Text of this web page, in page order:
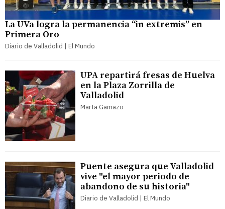
La UVa logra la permanencia “in extremis” en
Primera Oro
Diario de Valladolid | El Mundo
UPA repartirá fresas de Huelva
en la Plaza Zorrilla de
Valladolid
Marta Gamazo
Puente asegura que Valladolid
vive "el mayor periodo de
abandono de su historia"
Diario de Valladolid | El Mundo